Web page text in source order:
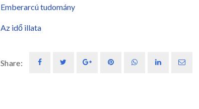
Emberarcú tudomány
Az idő illata
Share: